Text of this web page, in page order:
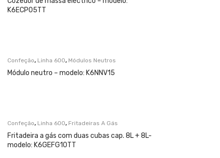
K6ECP05TT
Confeção, Linha 600, Módulos Neutros
Módulo neutro – modelo: K6NNV15
Confeção, Linha 600, Fritadeiras A Gás
Fritadeira a gás com duas cubas cap. 8L + 8L-
modelo: K6GEFG10TT